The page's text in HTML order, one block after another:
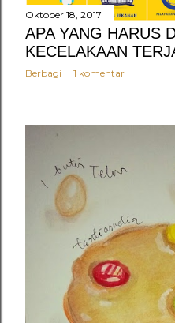
Oktober 18, 2017
APA YANG HARUS
KECELAKAAN
Berbagi 1 komentar